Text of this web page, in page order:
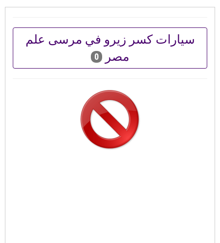
سيارات كسر زيرو في مرسى علم
مصر
0